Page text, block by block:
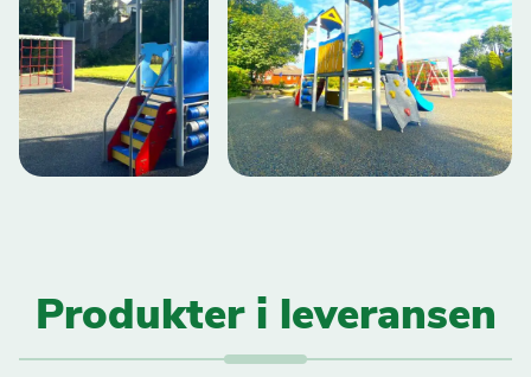
Produkter i leveransen